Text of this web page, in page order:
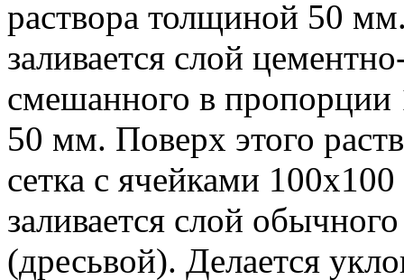
раствора толщиной 50
заливается слой
смешанного в
50 мм. Поверх этого
сетка с ячейками
заливается слой
(дресьвой). Делается